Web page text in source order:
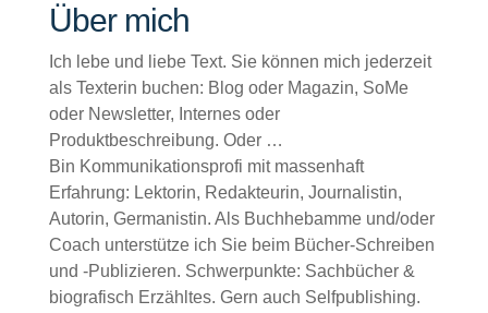
Über mich
Ich lebe und liebe Text. Sie können mich jederzeit
als Texterin buchen: Blog oder Magazin, SoMe
oder Newsletter, Internes oder
Produktbeschreibung. Oder …
Bin Kommunikationsprofi mit massenhaft
Erfahrung: Lektorin, Redakteurin, Journalistin,
Autorin, Germanistin. Als Buchhebamme und/oder
Coach unterstütze ich Sie beim Bücher-Schreiben
und -Publizieren. Schwerpunkte: Sachbücher &
biografisch Erzähltes. Gern auch Selfpublishing.